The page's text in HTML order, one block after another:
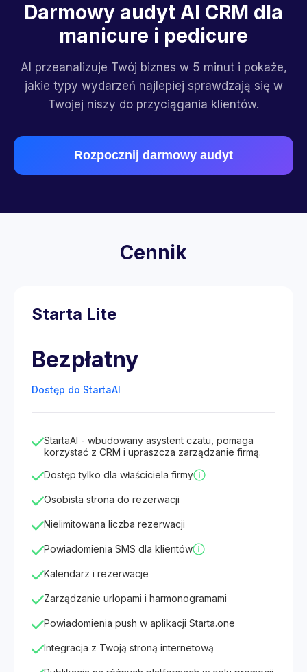
Darmowy audyt AI CRM dla
manicure i pedicure
AI przeanalizuje Twój biznes w 5 minut i pokaże,
jakie typy wydarzeń najlepiej sprawdzają się w
Twojej niszy do przyciągania klientów.
Rozpocznij darmowy audyt
Cennik
Starta Lite
Bezpłatny
Dostęp do StartaAI
StartaAI - wbudowany asystent czatu, pomaga
korzystać z CRM i upraszcza zarządzanie firmą.
Dostęp tylko dla właściciela firmy
Osobista strona do rezerwacji
Nielimitowana liczba rezerwacji
Powiadomienia SMS dla klientów
Kalendarz i rezerwacje
Zarządzanie urlopami i harmonogramami
Powiadomienia push w aplikacji Starta.one
Integracja z Twoją stroną internetową